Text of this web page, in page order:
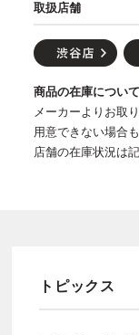
取扱店舗
商品の在庫について
メーカーよりお取
用意できない場合
店舗の在庫状況は
トピックス